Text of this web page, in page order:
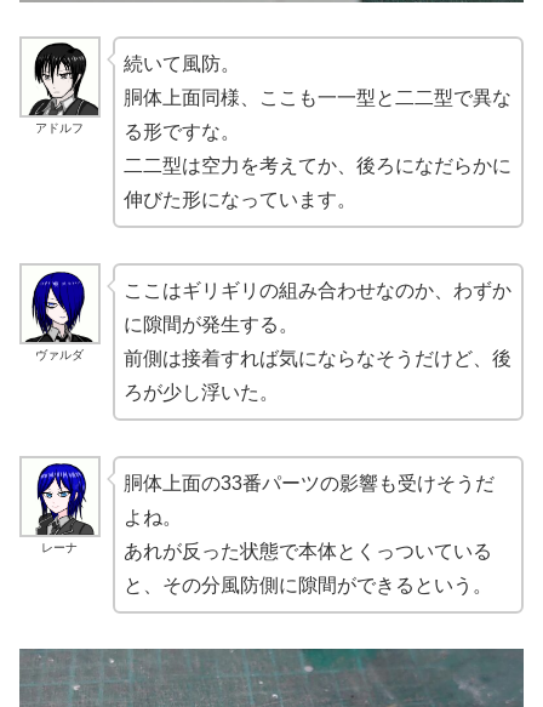
アドルフ
続いて風防。
胴体上面同様、ここも一一型と二二型で異な
る形ですな。
二二型は空力を考えてか、後ろになだらかに
伸びた形になっています。
ヴァルダ
ここはギリギリの組み合わせなのか、わずか
に隙間が発生する。
前側は接着すれば気にならなそうだけど、後
ろが少し浮いた。
レーナ
胴体上面の33番パーツの影響も受けそうだ
よね。
あれが反った状態で本体とくっついている
と、その分風防側に隙間ができるという。